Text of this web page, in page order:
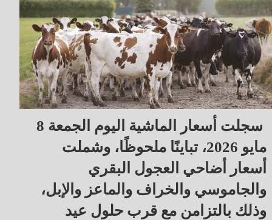
سجلت أسعار الماشية اليوم الجمعة 8
مايو 2026، تباينًا ملحوظًا، وشملت
أسعار أضاحي العجول البقري
والجاموسي والخراف والماعز والإبل،
وذلك بالتزامن مع قرب حلول عيد